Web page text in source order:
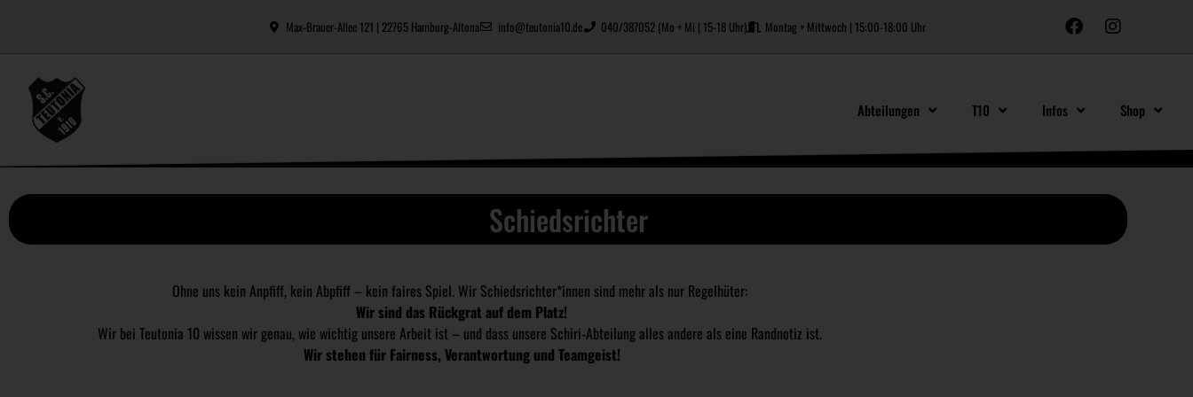
Max-Brauer-Allee 121 | 22765 Hamburg-Altona info@teutonia10.de 040/387052 (Mo + Mi | 15-18 Uhr) Montag + Mittwoch | 15:00-18:00 Uhr
Abteilungen T10 Infos Shop
Schiedsrichter
Ohne uns kein Anpfiff, kein Abpfiff – kein faires Spiel. Wir Schiedsrichter*innen sind mehr als nur Regelhüter:
Wir sind das Rückgrat auf dem Platz!
Wir bei Teutonia 10 wissen wir genau, wie wichtig unsere Arbeit ist – und dass unsere Schiri‑Abteilung alles andere als eine Randnotiz ist.
Wir stehen für Fairness, Verantwortung und Teamgeist!